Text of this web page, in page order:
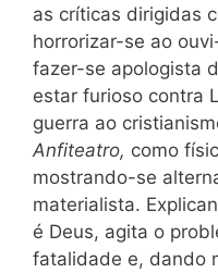
as críticas dirigidas
horrorizar-se ao
fazer-se apologista
estar furioso contra
guerra ao
Anfiteatro, como
mostrando-se
materialista.
é Deus, agita o
fatalidade e, dando